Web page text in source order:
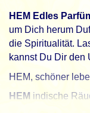
HEM Edles
um Dich herum
die Spiritualität.
kannst Du Dir den
HEM, schöner
HEM indische